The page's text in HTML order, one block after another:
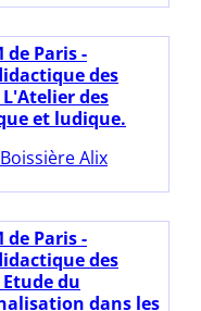
de Paris -
des
des
et ludique.
Boissière Alix
de Paris -
des
du
dans les